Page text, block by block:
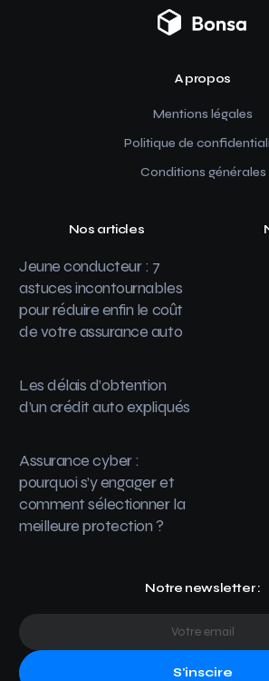
A propos
Mentions légales
Politique de
Conditions générales
Nos articles
Jeune conducteur : 7
astuces incontournables
pour réduire enfin le coût
de votre assurance auto
Les délais d’obtention
d’un crédit auto expliqués
Assurance cyber :
pourquoi s’y engager et
comment sélectionner la
meilleure protection ?
Notre newsletter :
S'inscire